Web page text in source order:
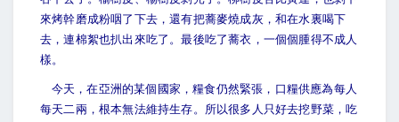
來烤幹磨成粉咽了下去，還有把蕎麥燒成灰，和在水裏喝下
去，連棉絮也扒出來吃了。最後吃了蕎衣，一個個腫得不成人
樣。
今天，在亞洲的某個國家，糧食仍然緊張，口糧供應為每人
每天二兩，根本無法維持生存。所以很多人只好去挖野菜，吃